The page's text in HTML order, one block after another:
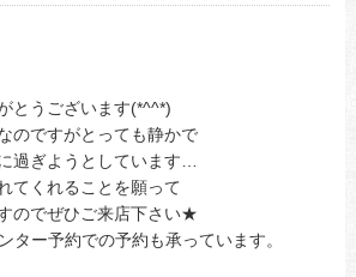
とうございます(*^^*)
のですがとっても静かで
過ぎようとしています…
てくれることを願って
のでぜひご来店下さい★
ター予約での予約も承っています。